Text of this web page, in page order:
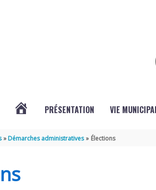
PRÉSENTATION VIE
Démarches administratives Élections